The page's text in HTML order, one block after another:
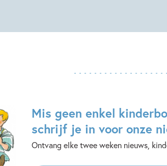
Mis geen enkel
schrijf je in voor onze
Ontvang elke twee weken nieuws,